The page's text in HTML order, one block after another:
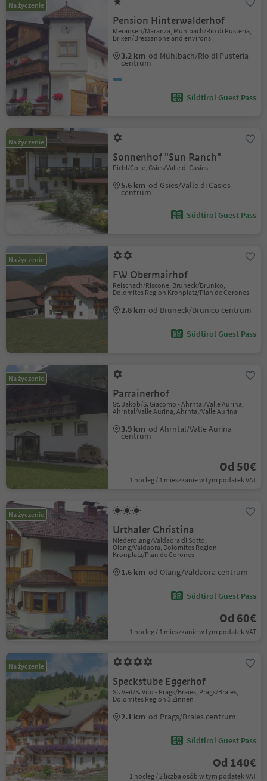
Na życzenie
Pension Hinterwalderhof
Meransen/Maranza, Mühlbach/Rio di Pusteria,
Brixen/Bressanone and environs
3.2 km od Mühlbach/Rio di Pusteria
centrum
Südtirol Guest Pass
Na życzenie
Sonnenhof "Sun Ranch"
Pichl/Colle, Gsies/Valle di Casies,
5.6 km od Gsies/Valle di Casies
centrum
Südtirol Guest Pass
Na życzenie
FW Obermairhof
Reischach/Riscone, Bruneck/Brunico,
Dolomites Region Kronplatz/Plan de Corones
2.8 km od Bruneck/Brunico centrum
Südtirol Guest Pass
Na życzenie
Parrainerhof
St. Jakob/S. Giacomo - Ahrntal/Valle Aurina,
Ahrntal/Valle Aurina, Ahrntal/Valle Aurina
3.9 km od Ahrntal/Valle Aurina
centrum
Od 50€
1 nocleg / 1 mieszkanie w tym podatek VAT
Na życzenie
Urthaler Christina
Niederolang/Valdaora di Sotto,
Olang/Valdaora, Dolomites Region
Kronplatz/Plan de Corones
1.6 km od Olang/Valdaora centrum
Südtirol Guest Pass
Od 60€
1 nocleg / 1 mieszkanie w tym podatek VAT
Na życzenie
Speckstube Eggerhof
St. Veit/S. Vito - Prags/Braies, Prags/Braies,
Dolomites Region 3 Zinnen
2.1 km od Prags/Braies centrum
Südtirol Guest Pass
Od 140€
1 nocleg / 2 liczba osób w tym podatek VAT